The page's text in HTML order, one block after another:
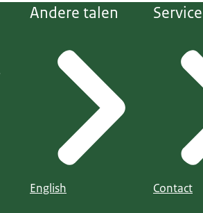
Andere talen
English
Service
Contact